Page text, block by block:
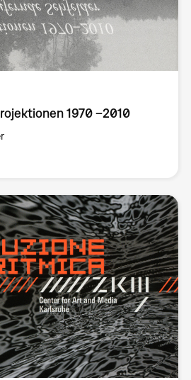
1970 –2010